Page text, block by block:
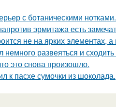
с ботаническими нотками.
эрмитажа есть
не на ярких элементах,
развеяться и сходить
это снова произошло.
к пасхе сумочки из шоколада.